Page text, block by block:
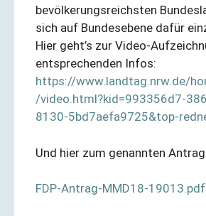
bevölkerungsreichsten
sich auf Bundesebene dafür
Hier geht’s zur Video-
entsprechenden Infos:
https://www.landtag.nrw.de/
/video.html?kid=993356d7-
8130-5bd7aefa9725&top-
Und hier zum genannten
FDP-Antrag-MMD18-19013.pdf